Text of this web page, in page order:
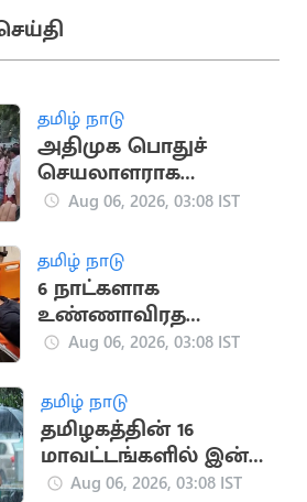
தமிழ் நாடு
அதிமுக பொதுச்
செயலாளராக
எஸ்.பி.வேலுமணி..
பரபரப்பு
Aug 06, 2026, 03:08 IST
தமிழ் நாடு
6 நாட்களாக
உண்ணாவிரத‌
போராட்டத்தில்
Aug 06, 2026, 03:08 IST
தமிழ் நாடு
தமிழகத்தின் 16
மாவட்டங்களில் இன்று
கனமழை எச்சரிக்கை
Aug 06, 2026, 03:08 IST